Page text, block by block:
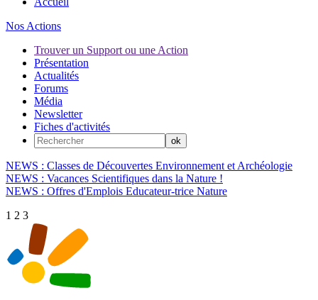
Nos Actions
Trouver un Support ou une Action
Présentation
Actualités
Forums
Média
Newsletter
Fiches d'activités
NEWS : Classes de Découvertes Environnement et Archéologie
NEWS : Vacances Scientifiques dans la Nature !
NEWS : Offres d'Emplois Educateur-trice Nature
1 2 3